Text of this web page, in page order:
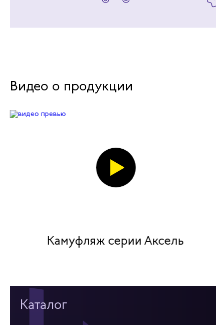
Видео о продукции
Камуфляж серии Аксель
Каталог